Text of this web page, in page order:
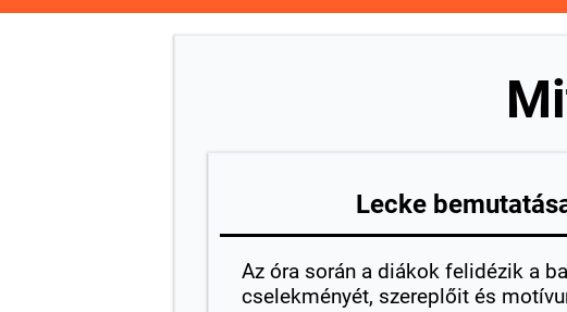
Lecke
Az óra során a diákok felidézik a
cselekményét, szereplőit és